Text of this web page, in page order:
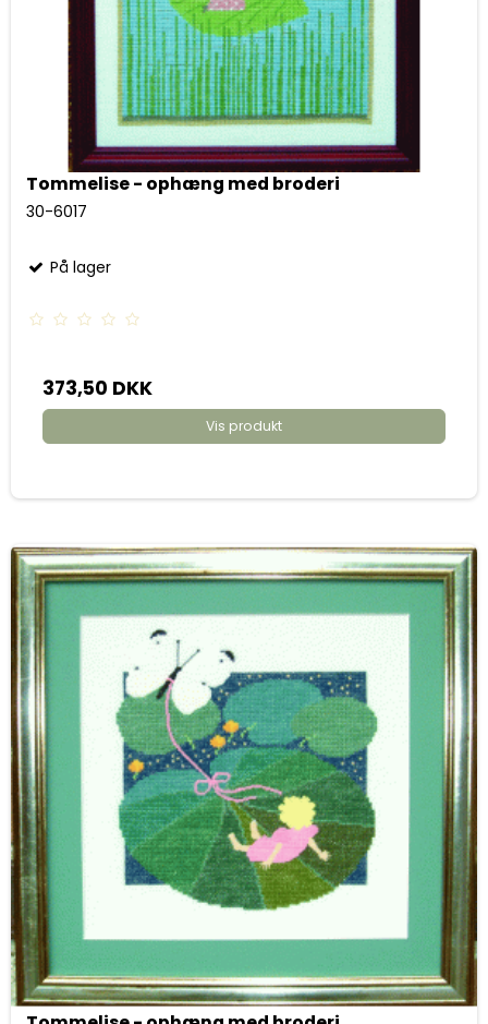
Tommelise - ophæng med broderi
30-6017
På lager
373,50 DKK
Vis produkt